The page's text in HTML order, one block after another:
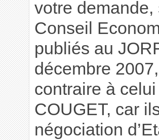
votre
Conseil
publiés au
décembre
contraire à
COUGET, car
négociation